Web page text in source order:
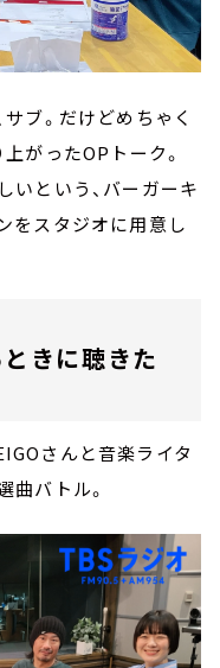
ブ。だけどめちゃく
がったOPトーク。
いという、バーガーキ
をスタジオに用意し
ときに聴きた
さんと音楽ライタ
曲バトル。